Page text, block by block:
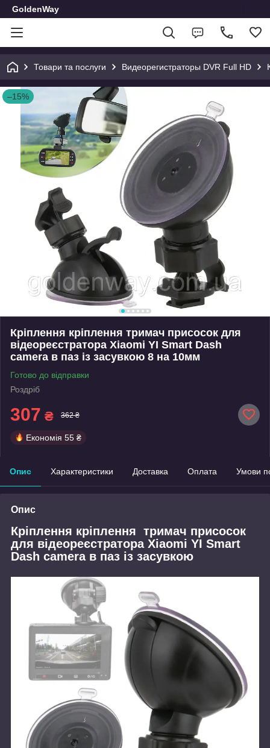
GoldenWay
Товари та послуги Видеорегистраторы DVR Full HD
–15%
Кріплення кріплення тримач присосок для
відеореєстратора Xiaomi YI Smart Dash
camera в паз із засувкою 8 на 10мм
Готово до відправки
Роздріб
307 ₴ 362 ₴
Економія 55 ₴
Опис Характеристики Доставка Оплата Умови
Опис
Кріплення кріплення тримач присосок
для відеореєстратора Xiaomi YI Smart
Dash camera в паз із засувкою